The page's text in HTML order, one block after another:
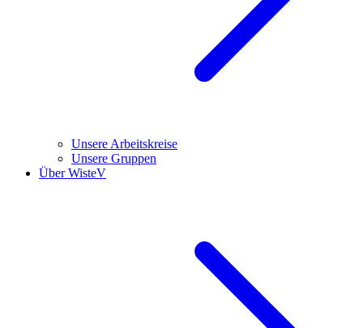
Unsere Arbeitskreise
Unsere Gruppen
Über WisteV